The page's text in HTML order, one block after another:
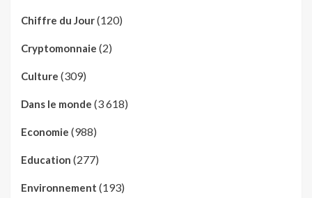
Chiffre du Jour(120)
Cryptomonnaie (2)
Culture (309)
Dans le monde (3 618)
Economie (988)
Education (277)
Environnement (193)